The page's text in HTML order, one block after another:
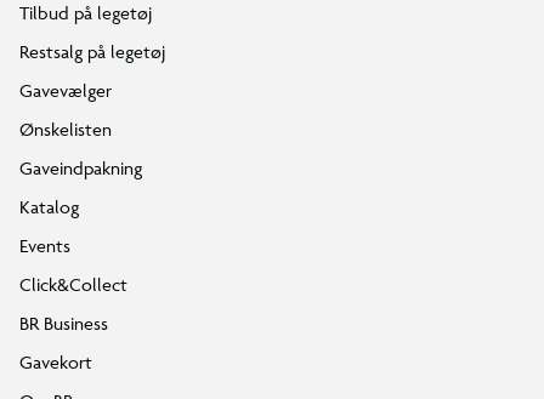
Tilbud på legetøj
Restsalg på legetøj
Gavevælger
Ønskelisten
Gaveindpakning
Katalog
Events
Click&Collect
BR Business
Gavekort